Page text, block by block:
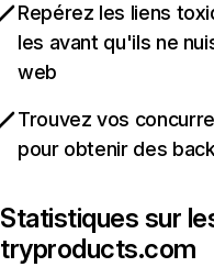
Repérez les liens
les avant qu'ils ne
web
Trouvez vos
pour obtenir des
Statistiques sur
tryproducts.com